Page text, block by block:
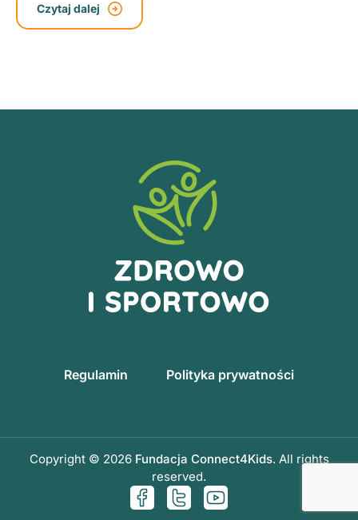
Czytaj dalej
Regulamin Polityka prywatności
Copyright © 2026 Fundacja Connect4Kids. All rights
reserved.